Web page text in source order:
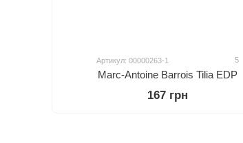
Артикул: 00000263-1 5
Marc-Antoine Barrois Tilia EDP
167 грн